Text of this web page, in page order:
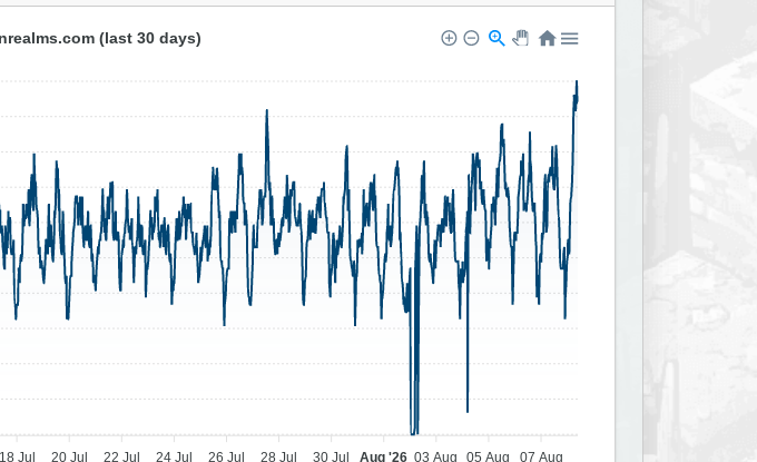
(last 30 days)
18 Jul 20 Jul 22 Jul 24 Jul 26 Jul 28 Jul 30 Jul Aug '26 03 Aug 05 Aug 07 Aug